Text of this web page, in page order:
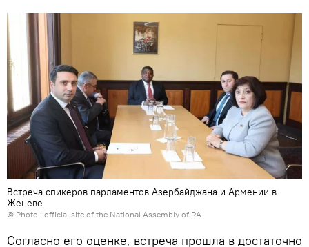
Встреча спикеров парламентов Азербайджана и Армении в
Женеве
© Photo : official site of the National Assembly of RA
Согласно его оценке, встреча прошла в достаточно